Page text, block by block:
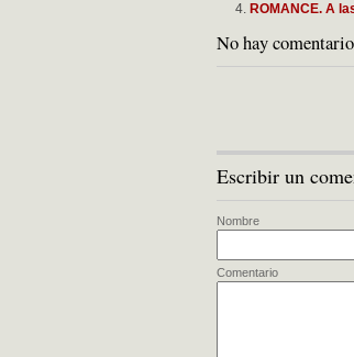
ROMANCE. A
No hay
Escribir un
Nombre
Comentario